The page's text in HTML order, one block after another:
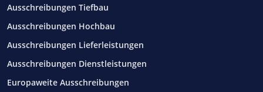
Ausschreibungen Tiefbau
Ausschreibungen Hochbau
Ausschreibungen Lieferleistungen
Ausschreibungen Dienstleistungen
Europaweite Ausschreibungen